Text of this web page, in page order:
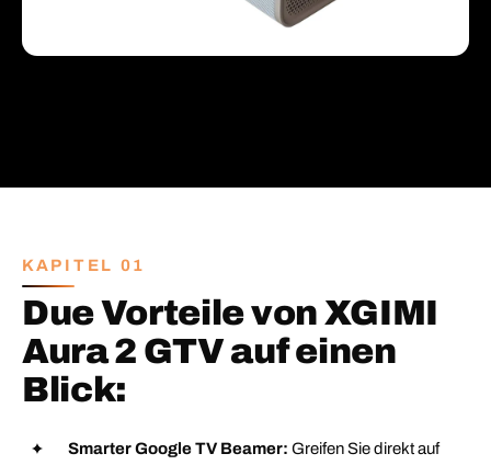
KAPITEL 01
Due Vorteile von XGIMI
Aura 2 GTV auf einen
Blick:
Smarter Google TV Beamer: Greifen Sie direkt auf